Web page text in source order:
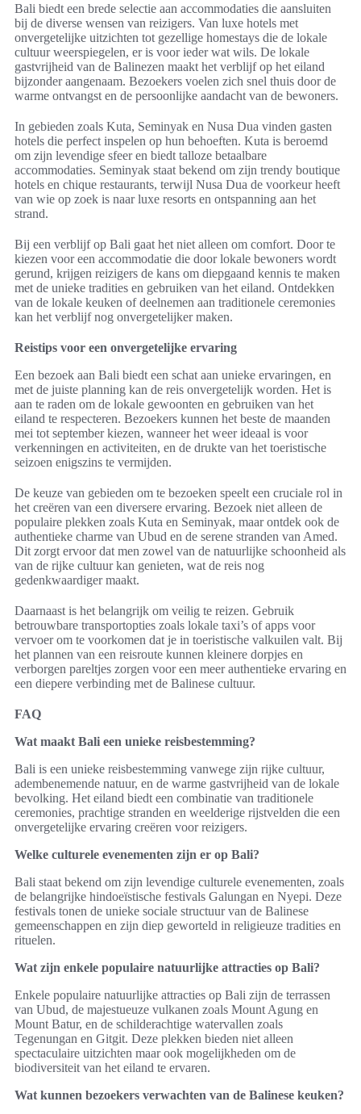
Bali biedt een brede selectie aan accommodaties die aansluiten
bij de diverse wensen van reizigers. Van luxe hotels met
onvergetelijke uitzichten tot gezellige homestays die de lokale
cultuur weerspiegelen, er is voor ieder wat wils. De lokale
gastvrijheid van de Balinezen maakt het verblijf op het eiland
bijzonder aangenaam. Bezoekers voelen zich snel thuis door de
warme ontvangst en de persoonlijke aandacht van de bewoners.
In gebieden zoals Kuta, Seminyak en Nusa Dua vinden gasten
hotels die perfect inspelen op hun behoeften. Kuta is beroemd
om zijn levendige sfeer en biedt talloze betaalbare
accommodaties. Seminyak staat bekend om zijn trendy boutique
hotels en chique restaurants, terwijl Nusa Dua de voorkeur heeft
van wie op zoek is naar luxe resorts en ontspanning aan het
strand.
Bij een verblijf op Bali gaat het niet alleen om comfort. Door te
kiezen voor een accommodatie die door lokale bewoners wordt
gerund, krijgen reizigers de kans om diepgaand kennis te maken
met de unieke tradities en gebruiken van het eiland. Ontdekken
van de lokale keuken of deelnemen aan traditionele ceremonies
kan het verblijf nog onvergetelijker maken.
Reistips voor een onvergetelijke ervaring
Een bezoek aan Bali biedt een schat aan unieke ervaringen, en
met de juiste planning kan de reis onvergetelijk worden. Het is
aan te raden om de lokale gewoonten en gebruiken van het
eiland te respecteren. Bezoekers kunnen het beste de maanden
mei tot september kiezen, wanneer het weer ideaal is voor
verkenningen en activiteiten, en de drukte van het toeristische
seizoen enigszins te vermijden.
De keuze van gebieden om te bezoeken speelt een cruciale rol in
het creëren van een diversere ervaring. Bezoek niet alleen de
populaire plekken zoals Kuta en Seminyak, maar ontdek ook de
authentieke charme van Ubud en de serene stranden van Amed.
Dit zorgt ervoor dat men zowel van de natuurlijke schoonheid als
van de rijke cultuur kan genieten, wat de reis nog
gedenkwaardiger maakt.
Daarnaast is het belangrijk om veilig te reizen. Gebruik
betrouwbare transportopties zoals lokale taxi’s of apps voor
vervoer om te voorkomen dat je in toeristische valkuilen valt. Bij
het plannen van een reisroute kunnen kleinere dorpjes en
verborgen pareltjes zorgen voor een meer authentieke ervaring en
een diepere verbinding met de Balinese cultuur.
FAQ
Wat maakt Bali een unieke reisbestemming?
Bali is een unieke reisbestemming vanwege zijn rijke cultuur,
adembenemende natuur, en de warme gastvrijheid van de lokale
bevolking. Het eiland biedt een combinatie van traditionele
ceremonies, prachtige stranden en weelderige rijstvelden die een
onvergetelijke ervaring creëren voor reizigers.
Welke culturele evenementen zijn er op Bali?
Bali staat bekend om zijn levendige culturele evenementen, zoals
de belangrijke hindoeïstische festivals Galungan en Nyepi. Deze
festivals tonen de unieke sociale structuur van de Balinese
gemeenschappen en zijn diep geworteld in religieuze tradities en
rituelen.
Wat zijn enkele populaire natuurlijke attracties op Bali?
Enkele populaire natuurlijke attracties op Bali zijn de terrassen
van Ubud, de majestueuze vulkanen zoals Mount Agung en
Mount Batur, en de schilderachtige watervallen zoals
Tegenungan en Gitgit. Deze plekken bieden niet alleen
spectaculaire uitzichten maar ook mogelijkheden om de
biodiversiteit van het eiland te ervaren.
Wat kunnen bezoekers verwachten van de Balinese keuken?